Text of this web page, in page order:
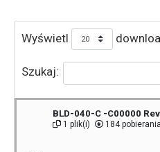
Wyświetl
Szukaj:
BLD-040-C -C00000
1 plik(i) 184 pobierania